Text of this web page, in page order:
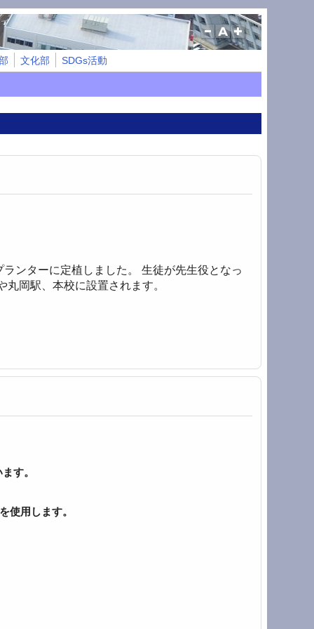
文化部 SDGs活動
ンターに定植しました。生徒が先生役となっ
丸岡駅、本校に設置されます。
す。
使用します。